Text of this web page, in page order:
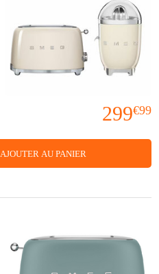
299€99
AJOUTER AU PANIER